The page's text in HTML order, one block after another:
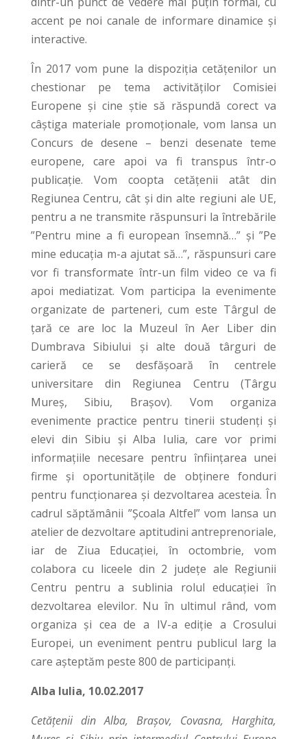
accent pe noi canale de informare dinamice și
interactive.
În 2017 vom pune la dispoziția cetățenilor un
chestionar pe tema activităților Comisiei
Europene și cine știe să răspundă corect va
câștiga materiale promoționale, vom lansa un
Concurs de desene – benzi desenate teme
europene, care apoi va fi transpus într-o
publicație. Vom coopta cetățenii atât din
Regiunea Centru, cât și din alte regiuni ale UE,
pentru a ne transmite răspunsuri la întrebările
”Pentru mine a fi european însemnă…” și ”Pe
mine educația m-a ajutat să…”, răspunsuri care
vor fi transformate într-un film video ce va fi
apoi mediatizat. Vom participa la evenimente
organizate de parteneri, cum este Târgul de
țară ce are loc la Muzeul în Aer Liber din
Dumbrava Sibiului și alte două târguri de
carieră ce se desfășoară în centrele
universitare din Regiunea Centru (Târgu
Mureș, Sibiu, Brașov). Vom organiza
evenimente practice pentru tinerii studenți și
elevi din Sibiu și Alba Iulia, care vor primi
informațiile necesare pentru înființarea unei
firme și oportunitățile de obținere fonduri
pentru funcționarea și dezvoltarea acesteia. În
cadrul săptămânii ”Școala Altfel” vom lansa un
atelier de dezvoltare aptitudini antreprenoriale,
iar de Ziua Educației, în octombrie, vom
colabora cu liceele din 2 județe ale Regiunii
Centru pentru a sublinia rolul educației în
dezvoltarea elevilor. Nu în ultimul rând, vom
organiza și cea de a IV-a ediție a Crosului
Europei, un eveniment pentru publicul larg la
care așteptăm peste 800 de participanți.
Alba Iulia, 10.02.2017
Cetățenii din Alba, Brașov, Covasna, Harghita,